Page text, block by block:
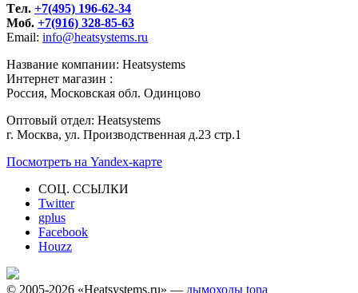
Tел. +7(495) 196-62-34
Моб. +7(916) 328-85-63
Email: info@heatsystems.ru
Название компании: Heatsystems
Интернет магазин :
Россия, Московская обл. Одинцово
Оптовый отдел: Heatsystems
г. Москва, ул. Производственная д.23 стр.1
Посмотреть на Yandex-карте
СОЦ. ССЫЛКИ
Twitter
gplus
Facebook
Houzz
© 2005-2026 «Heatsystems.ru» — дымоходы tona